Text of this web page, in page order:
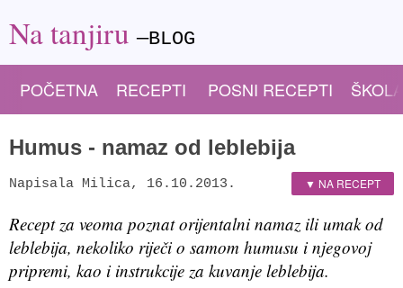
Na tanjiru—BLOG
POČETNA RECEPTI POSNI RECEPTI
Humus - namaz od leblebija
▼ NA RECEPT
Napisala Milica, 16.10.2013.
Recept za veoma poznat orijentalni namaz ili umak od
leblebija, nekoliko riječi o samom humusu i njegovoj
pripremi, kao i instrukcije za kuvanje leblebija.